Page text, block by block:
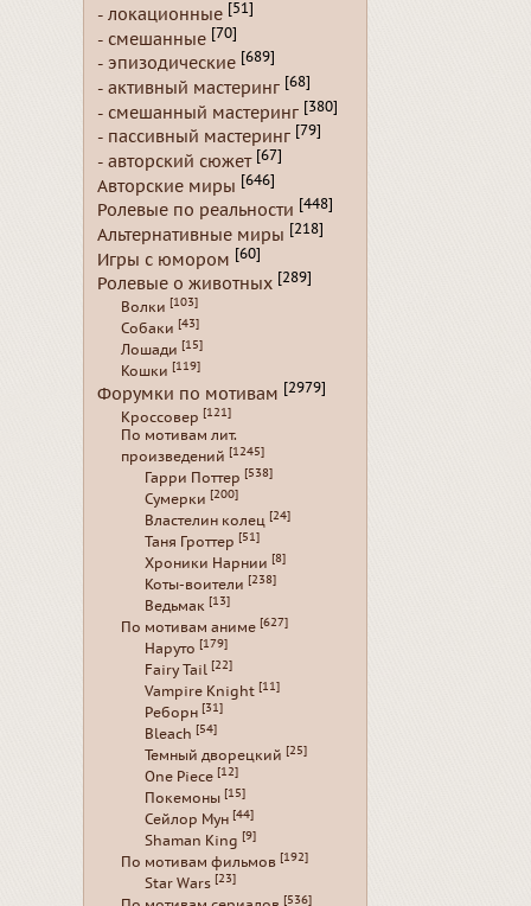
- локационные [51]
- смешанные [70]
- эпизодические [689]
- активный мастеринг [68]
- смешанный мастеринг [380]
- пассивный мастеринг [79]
- авторский сюжет [67]
Авторские миры [646]
Ролевые по реальности [448]
Альтернативные миры [218]
Игры с юмором [60]
Ролевые о животных [289]
Волки [103]
Собаки [43]
Лошади [15]
Кошки [119]
Форумки по мотивам [2979]
Кроссовер [121]
По мотивам лит.
произведений [1245]
Гарри Поттер [538]
Сумерки [200]
Властелин колец [24]
Таня Гроттер [51]
Хроники Нарнии [8]
Коты-воители [238]
Ведьмак [13]
По мотивам аниме [627]
Наруто [179]
Fairy Tail [22]
Vampire Knight [11]
Реборн [31]
Bleach [54]
Темный дворецкий [25]
One Piece [12]
Покемоны [15]
Сейлор Мун [44]
Shaman King [9]
По мотивам фильмов [192]
Star Wars [23]
[536]